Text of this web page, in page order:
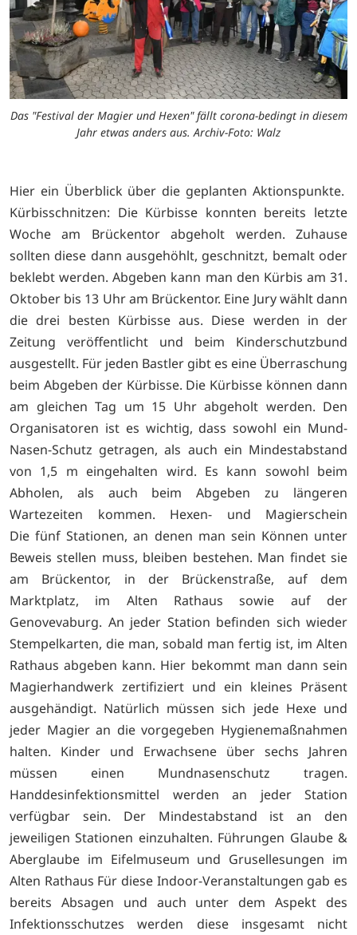
Das "Festival der Magier und Hexen" fällt corona-bedingt in diesem
Jahr etwas anders aus. Archiv-Foto: Walz
Hier ein Überblick über die geplanten Aktionspunkte.
Kürbisschnitzen: Die Kürbisse konnten bereits letzte
Woche am Brückentor abgeholt werden. Zuhause
sollten diese dann ausgehöhlt, geschnitzt, bemalt oder
beklebt werden. Abgeben kann man den Kürbis am 31.
Oktober bis 13 Uhr am Brückentor. Eine Jury wählt dann
die drei besten Kürbisse aus. Diese werden in der
Zeitung veröffentlicht und beim Kinderschutzbund
ausgestellt. Für jeden Bastler gibt es eine Überraschung
beim Abgeben der Kürbisse. Die Kürbisse können dann
am gleichen Tag um 15 Uhr abgeholt werden. Den
Organisatoren ist es wichtig, dass sowohl ein Mund-
Nasen-Schutz getragen, als auch ein Mindestabstand
von 1,5 m eingehalten wird. Es kann sowohl beim
Abholen, als auch beim Abgeben zu längeren
Wartezeiten kommen. Hexen- und Magierschein
Die fünf Stationen, an denen man sein Können unter
Beweis stellen muss, bleiben bestehen. Man findet sie
am Brückentor, in der Brückenstraße, auf dem
Marktplatz, im Alten Rathaus sowie auf der
Genovevaburg. An jeder Station befinden sich wieder
Stempelkarten, die man, sobald man fertig ist, im Alten
Rathaus abgeben kann. Hier bekommt man dann sein
Magierhandwerk zertifiziert und ein kleines Präsent
ausgehändigt. Natürlich müssen sich jede Hexe und
jeder Magier an die vorgegeben Hygienemaßnahmen
halten. Kinder und Erwachsene über sechs Jahren
müssen einen Mundnasenschutz tragen.
Handdesinfektionsmittel werden an jeder Station
verfügbar sein. Der Mindestabstand ist an den
jeweiligen Stationen einzuhalten. Führungen Glaube &
Aberglaube im Eifelmuseum und Grusellesungen im
Alten Rathaus Für diese Indoor-Veranstaltungen gab es
bereits Absagen und auch unter dem Aspekt des
Infektionsschutzes werden diese insgesamt nicht